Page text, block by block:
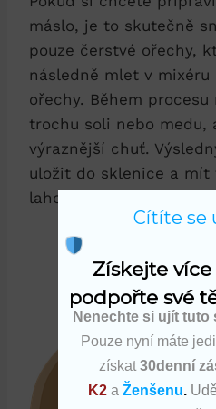
máslo, je to skutečně
pouze čerstvé ořechy,
následně mlet v mixéru
ořechy. Během
trochu soli nebo medu,
výraznější chuť.
uložit do sklenice a mít
lahodný a zdravý pokrm.
Získejte
podpořte své
Nenechte si ujít
Pouze nyní máte
získat 30denní
K2 aŽenšenu.
Cítíte se